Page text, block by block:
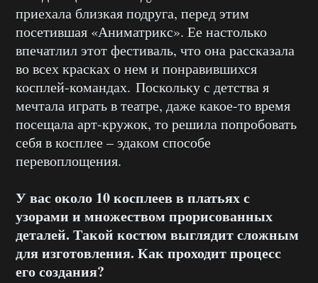
приехала близкая подруга, перед этим
посетившая «Аниматрикс». Ее настолько
впечатлил этот фестиваль, что она рассказала
во всех красках о нем и понравившихся
косплей-командах. Поскольку с детства я
мечтала играть в театре, даже какое-то время
посещала арт-кружок, то решила попробовать
себя в косплее – эдаком способе
перевоплощения.
У вас около 10 косплеев в платьях с
узорами и множеством прорисованных
деталей. Такой костюм выглядит сложным
для изготовления. Как проходит процесс
его создания?